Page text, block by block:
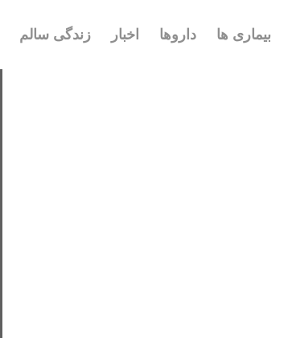
بیماری ها داروها اخبار زندگی سالم